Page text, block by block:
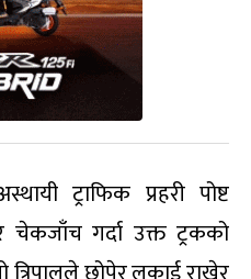
ट्राफिक प्रहरी पोष्ट
चेकजाँच गर्दा उक्त ट्रकको